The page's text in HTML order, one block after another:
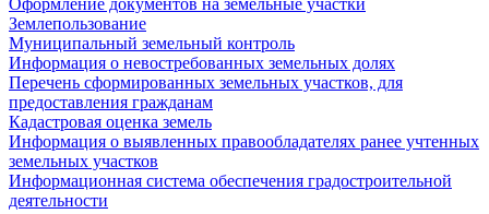
Оформление документов на земельные участки
Землепользование
Муниципальный земельный контроль
Информация о невостребованных земельных долях
Перечень сформированных земельных участков, для
предоставления гражданам
Кадастровая оценка земель
Информация о выявленных правообладателях ранее учтенных
земельных участков
Информационная система обеспечения градостроительной
деятельности